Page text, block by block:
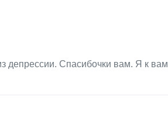
депрессии. Спасибочки вам. Я к вам